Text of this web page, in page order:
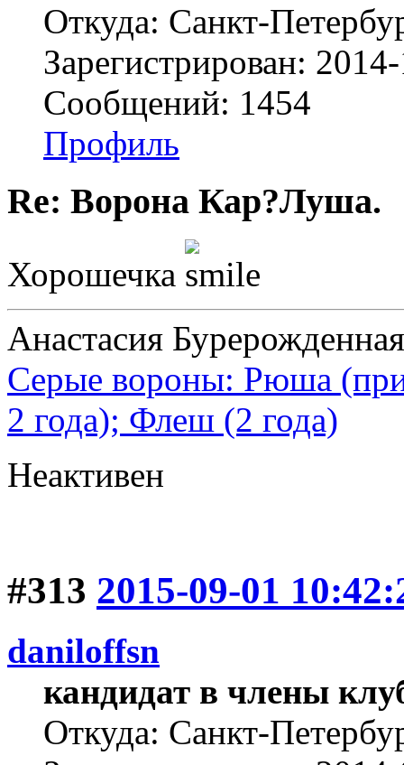
Откуда: Санкт-
Зарегистрирован:
Сообщений: 1454
Профиль
Re: Ворона Кар?Луша.
Хорошечка
Анастасия
Серые вороны: Рюша
2 года); Флеш (2 года)
Неактивен
#313 2015-09-01
daniloffsn
кандидат в члены
Откуда: Санкт-